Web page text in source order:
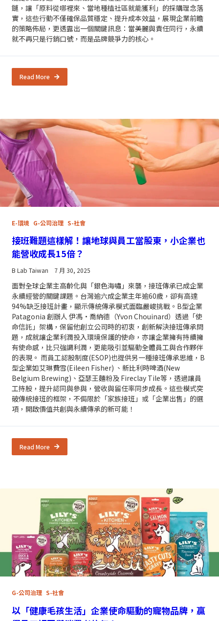
鏈，讓「原料從哪裡來、當地種植社區就能獲利」的採購理念落
實，這些行動不僅確保品質穩定、提升成本效益，展現企業前瞻
的策略佈局，更透露出一個關鍵訊息：當美麗與責任同行，永續
就不再只是行銷口號，而是品牌競爭力的核心。
Read More
E-環境 G-公司治理 S-社會
接班難題這樣解！讓地球與員工當股東，小企業也
能營收成長15倍？
B Lab Taiwan 7 月 30, 2025
面對全球企業主高齡化與「銀色海嘯」來襲，接班傳承已成企業
永續經營的關鍵課題。台灣逾六成企業主年逾60歲，卻有高達
94%缺乏接班計畫，顯示傳統傳承模式面臨嚴峻挑戰。B型企業
Patagonia 創辦人 伊馮·喬納德（Yvon Chouinard）透過「使
命信託」架構，保留他創立公司時的初衷，創新解決接班傳承問
題，成就讓企業利潤投入環境保護的使命，亦讓企業擁有持續擁
有使命感，比只強調利潤，更能吸引並驅動全體員工與合作夥伴
的表現。 而員工認股制度(ESOP)也提供另一種接班傳承思維，B
型企業如艾琳費雪(Eileen Fisher) 、新比利時啤酒(New
Belgium Brewing)、亞瑟王麵粉及 Fireclay Tile等，透過讓員
工持股，提升認同與參與，營收與留任率同步成長。這些模式突
破傳統接班的框架，不侷限於「家族接班」或「企業出售」的選
項，開啟價值共創與永續傳承的新可能！
Read More
G-公司治理 S-社會
以「健康毛孩生活」企業使命驅動的寵物品牌，贏